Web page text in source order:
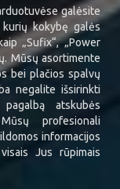
galėsite
kokybę galės
„Sufix“, „Power
Mūsų asortimente
bei plačios spalvų
negalite išsirinkti
atskubės
profesionali
informacijos
Jus rūpimais